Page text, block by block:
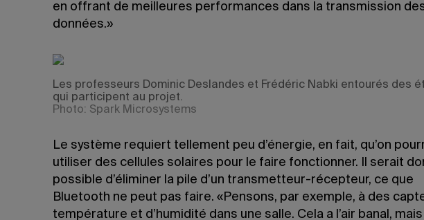
en offrant de meilleures performances dans la transmission
données.»
Les professeurs Dominic Deslandes et Frédéric Nabki entourés des
qui participent au projet.
Photo: Spark Microsystems
Le système requiert tellement peu d’énergie, en fait, qu’on
utiliser des cellules solaires pour le faire fonctionner. Il serait
possible d’éliminer la pile d’un transmetteur-récepteur, ce que
Bluetooth ne peut pas faire. «Pensons, par exemple, à des
température et d’humidité dans une salle. Cela a l’air banal, mais